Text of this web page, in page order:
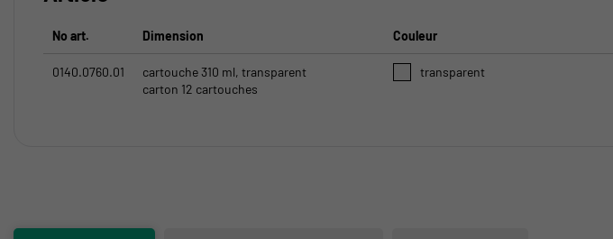
No art. Dimension Couleur
0140.0760.01
cartouche 310 ml, transparent
carton 12 cartouches
transparent